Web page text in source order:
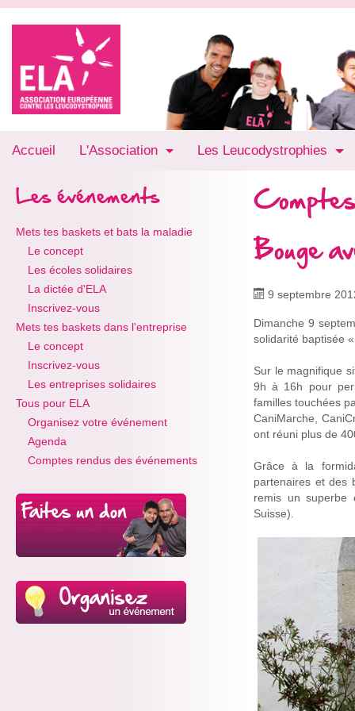
Accueil L'Association Les Leucodystrophies
Les événements
Mets tes baskets et bats la maladie
Le concept
Les écoles solidaires
La dictée d'ELA
Inscrivez-vous
Mets tes baskets dans l'entreprise
Le concept
Inscrivez-vous
Les entreprises solidaires
Tous pour ELA
Organisez votre événement
Agenda
Comptes rendus des événements
Bouge
9 septembre
Dimanche 9
solidarité baptisée
Sur le magnifique
9h à 16h pour
familles touchées
CaniMarche,
ont réuni plus de
Grâce à la
partenaires et des
remis un
Suisse).